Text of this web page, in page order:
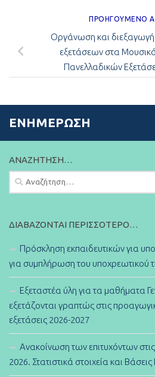
ΠΡΟΗΓΟΎΜΕΝΟ
Οργάνωση και
εξετάσεων στα
Πανελλαδικών
ΕΝΗΜΈΡΩΣΗ
ΑΝΑΖΉΤΗΣΗ…
Αναζήτηση
για:
ΔΙΑΒΆΖΟΝΤΑΙ ΠΕΡΙΣΣΌΤΕΡΟ…
Πρόσκληση εκπαιδευτικών για
για συμπλήρωση του υποχρεωτικού
Εξεταστέα ύλη για τα μαθήματα
εξετάζονται γραπτώς στις
εξετάσεις 2026-2027
Ανακοίνωση των επιτυχόντων
2026. Στατιστικά στοιχεία και